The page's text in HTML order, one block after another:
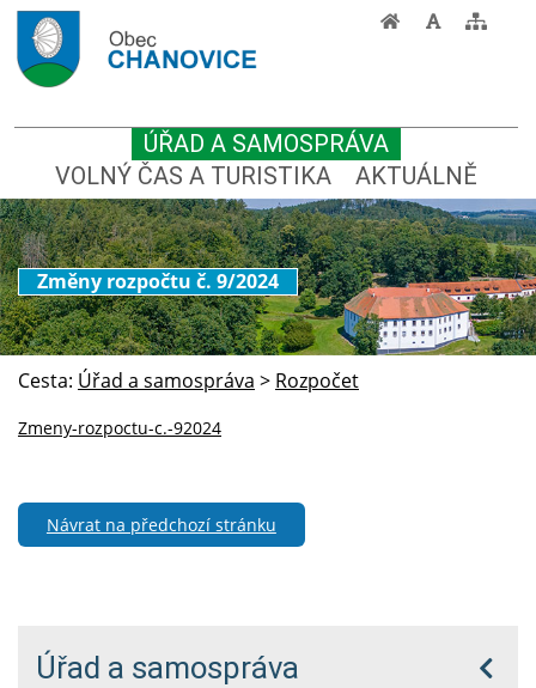
ÚŘAD A SAMOSPRÁVA
VOLNÝ ČAS A TURISTIKA
AKTUÁLNĚ
Změny rozpočtu č. 9/2024
Cesta: Úřad a samospráva > Rozpočet
Zmeny-rozpoctu-c.-92024
Návrat na předchozí stránku
Úřad a samospráva